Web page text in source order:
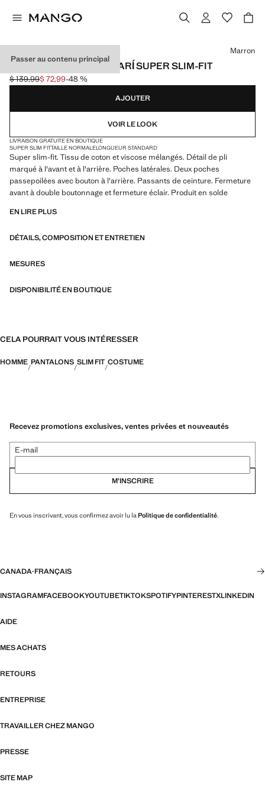
Passer au contenu principal
PANTALON COSTUME PARÍ SUPER SLIM-FIT
Prix initial barré [$ 139,99 ]
$ 139,99
Prix actuel [$ 72,99 ]
$ 72,99-48 %
Choisissez une couleur
Marron
AJOUTER
VOIR LE LOOK
LIVRAISON GRATUITE EN BOUTIQUE
SUPER SLIM FITTAILLE NORMALELONGUEUR STANDARD
Super slim-fit. Tissu de coton et viscose mélangés. Détail de pli
marqué à l'avant et à l'arrière. Poches latérales. Deux poches
passepoilées avec bouton à l'arrière. Passants de ceinture. Fermeture
avant à double boutonnage et fermeture éclair. Produit en solde
EN LIRE PLUS
DÉTAILS, COMPOSITION ET ENTRETIEN
MESURES
DISPONIBILITÉ EN BOUTIQUE
CELA POURRAIT VOUS INTÉRESSER
HOMME PANTALONS SLIM FIT COSTUME
Recevez promotions exclusives, ventes privées et nouveautés
E-mail
M’INSCRIRE
En vous inscrivant, vous confirmez avoir lu la Politique de confidentialité.
CANADA·FRANÇAIS
INSTAGRAMFACEBOOKYOUTUBETIKTOKSPOTIFYPINTERESTXLINKEDIN
AIDE
MES ACHATS
RETOURS
ENTREPRISE
TRAVAILLER CHEZ MANGO
PRESSE
SITE MAP